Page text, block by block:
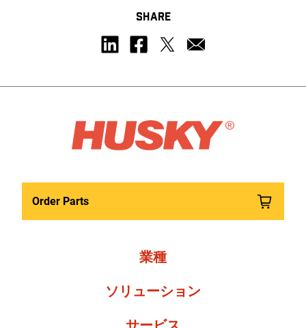
SHARE
Order Parts
業種
ソリューション